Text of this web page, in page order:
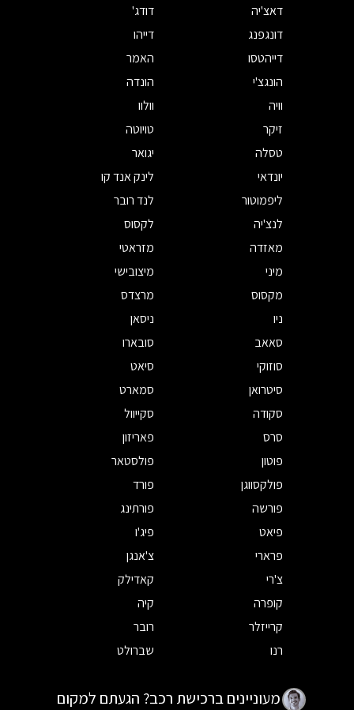
דאצ'יה
דודג'
דונגפנג
דייהו
דייהטסו
האמר
הונגצ'י
הונדה
וויה
וולוו
זיקר
טויוטה
טסלה
יגואר
יונדאי
לינק אנד קו
ליפמוטור
לנד רובר
לנצ'יה
לקסוס
מאזדה
מזראטי
מיני
מיצובישי
מקסוס
מרצדס
ניו
ניסאן
סאאב
סובארו
סוזוקי
סיאט
סיטרואן
סמארט
סקודה
סקייוול
סרס
פאריזון
פוטון
פולסטאר
פולקסווגן
פורד
פורשה
פורתינג
פיאט
פיג'ו
פרארי
צ'אנגן
צ'רי
קאדילק
קופרה
קיה
קרייזלר
רובר
רנו
שברולט
מעוניינים ברכישת רכב? הגעתם למקום